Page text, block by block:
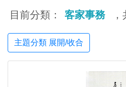
目前分類： 客家事務 ，
主題分類 展開/收合